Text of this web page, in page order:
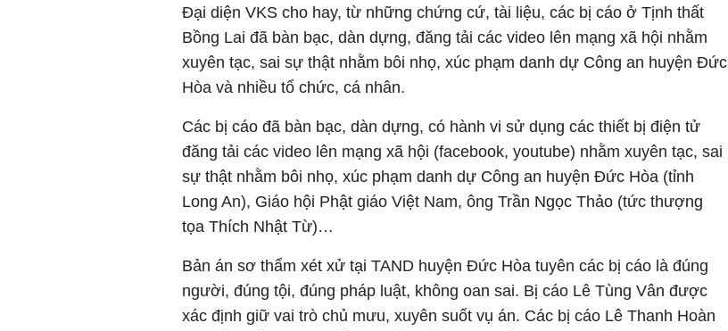
Đại diện VKS cho hay, từ những chứng cứ, tài liệu, các bị cáo ở Tịnh thất
Bồng Lai đã bàn bạc, dàn dựng, đăng tải các video lên mạng xã hội nhằm
xuyên tạc, sai sự thật nhằm bôi nhọ, xúc phạm danh dự Công an huyện Đức
Hòa và nhiều tổ chức, cá nhân.
Các bị cáo đã bàn bạc, dàn dựng, có hành vi sử dụng các thiết bị điện tử
đăng tải các video lên mạng xã hội (facebook, youtube) nhằm xuyên tạc, sai
sự thật nhằm bôi nhọ, xúc phạm danh dự Công an huyện Đức Hòa (tỉnh
Long An), Giáo hội Phật giáo Việt Nam, ông Trần Ngọc Thảo (tức thượng
tọa Thích Nhật Từ)…
Bản án sơ thẩm xét xử tại TAND huyện Đức Hòa tuyên các bị cáo là đúng
người, đúng tội, đúng pháp luật, không oan sai. Bị cáo Lê Tùng Vân được
xác định giữ vai trò chủ mưu, xuyên suốt vụ án. Các bị cáo Lê Thanh Hoàn